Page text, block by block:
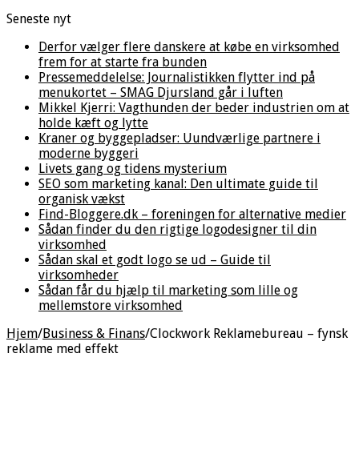
Seneste nyt
Derfor vælger flere danskere at købe en virksomhed
frem for at starte fra bunden
Pressemeddelelse: Journalistikken flytter ind på
menukortet – SMAG Djursland går i luften
Mikkel Kjerri: Vagthunden der beder industrien om at
holde kæft og lytte
Kraner og byggepladser: Uundværlige partnere i
moderne byggeri
Livets gang og tidens mysterium
SEO som marketing kanal: Den ultimate guide til
organisk vækst
Find-Bloggere.dk – foreningen for alternative medier
Sådan finder du den rigtige logodesigner til din
virksomhed
Sådan skal et godt logo se ud – Guide til
virksomheder
Sådan får du hjælp til marketing som lille og
mellemstore virksomhed
Hjem/Business & Finans/Clockwork Reklamebureau – fynsk
reklame med effekt